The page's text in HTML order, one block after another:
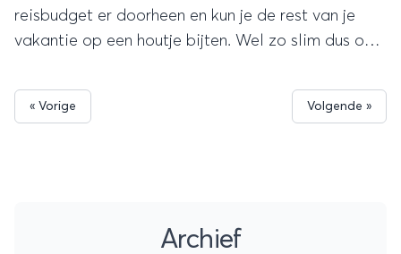
reisbudget er doorheen en kun je de rest van je
vakantie op een houtje bijten. Wel zo slim dus om
helpen je vakantie-uitgaven binnen de perken te
houden, zonder dat je hoeft in te leveren op je
« Vorige Volgende »
Archief